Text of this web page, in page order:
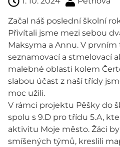
Začal náš poslední školní
Přivítali jsme mezi sebou
Maksyma a Annu. V
seznamovací a stmelovací
malebné oblasti kolem
slabou účast z naší třídy
moc užili.
V rámci projektu Pěšky do
spolu s 9.D pro třídu 5.A,
aktivitu Moje město. Žáci
smíšených týmů, kreslili